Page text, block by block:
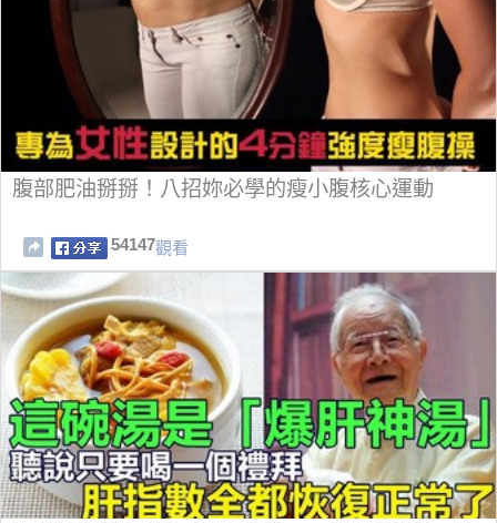
腹部肥油掰掰！八招妳必學的瘦小腹核心運動
54147觀看